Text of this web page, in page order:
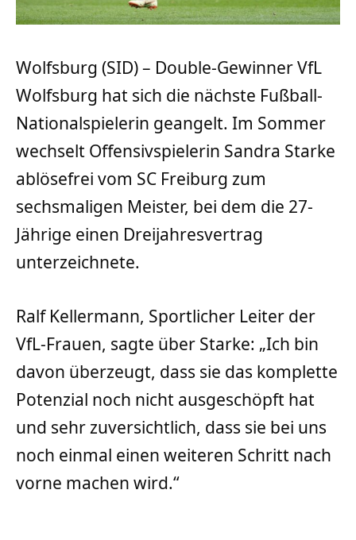
Wolfsburg (SID) – Double-Gewinner VfL
Wolfsburg hat sich die nächste Fußball-
Nationalspielerin geangelt. Im Sommer
wechselt Offensivspielerin Sandra Starke
ablösefrei vom SC Freiburg zum
sechsmaligen Meister, bei dem die 27-
Jährige einen Dreijahresvertrag
unterzeichnete.
Ralf Kellermann, Sportlicher Leiter der
VfL-Frauen, sagte über Starke: „Ich bin
davon überzeugt, dass sie das komplette
Potenzial noch nicht ausgeschöpft hat
und sehr zuversichtlich, dass sie bei uns
noch einmal einen weiteren Schritt nach
vorne machen wird.“